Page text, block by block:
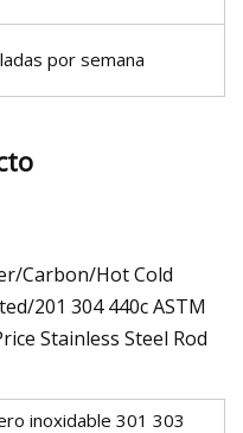
por semana
inoxidable 301 303